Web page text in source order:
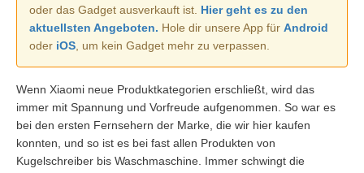
oder das Gadget ausverkauft ist. Hier geht es zu den
aktuellsten Angeboten. Hole dir unsere App für Android
oder iOS , um kein Gadget mehr zu verpassen.
Wenn Xiaomi neue Produktkategorien erschließt, wird das
immer mit Spannung und Vorfreude aufgenommen. So war es
bei den ersten Fernsehern der Marke, die wir hier kaufen
konnten, und so ist es bei fast allen Produkten von
Kugelschreiber bis Waschmaschine. Immer schwingt die